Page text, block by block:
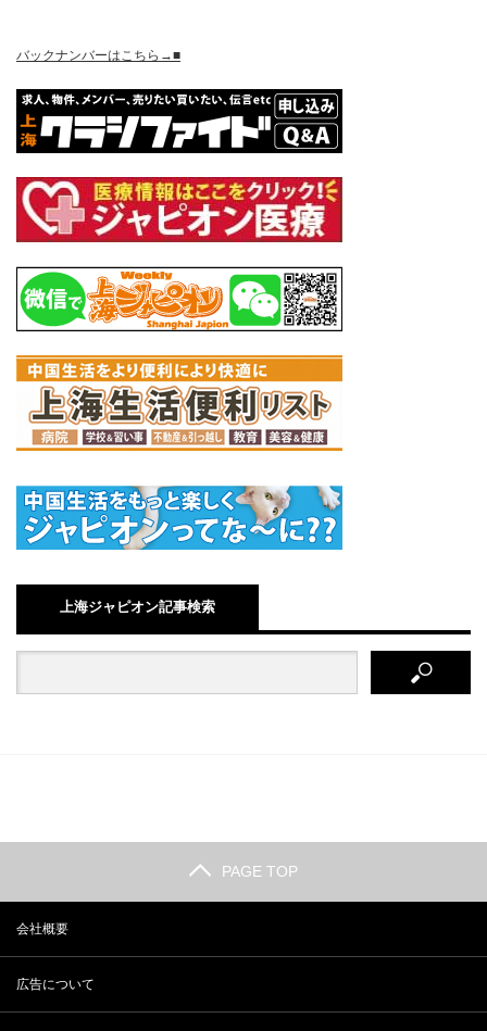
バックナンバーはこちら→■
上海ジャピオン記事検索
PAGE TOP
会社概要
広告について